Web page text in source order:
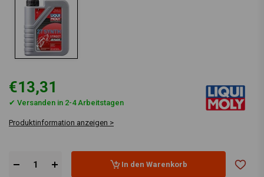
€13,31
✔ Versanden in 2-4 Arbeitstagen
Produktinformation anzeigen >
In den Warenkorb